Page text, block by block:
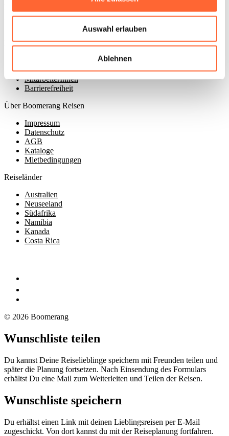
Auswahl erlauben
Ablehnen
Zurmaiener Straße 152
Kontaktiere uns
Newsletteranmeldung
MitarbeiterInnen
Barrierefreiheit
Über Boomerang Reisen
Impressum
Datenschutz
AGB
Kataloge
Mietbedingungen
Reiseländer
Australien
Neuseeland
Südafrika
Namibia
Kanada
Costa Rica
© 2026 Boomerang
Wunschliste teilen
Du kannst Deine Reiselieblinge speichern mit Freunden teilen und
später die Planung fortsetzen. Nach Einsendung des Formulars
erhältst Du eine Mail zum Weiterleiten und Teilen der Reisen.
Wunschliste speichern
Du erhältst einen Link mit deinen Lieblingsreisen per E-Mail
zugeschickt. Von dort kannst du mit der Reiseplanung fortfahren.